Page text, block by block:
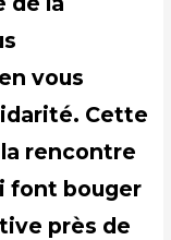
vous
Cette
rencontre
font bouger
près de